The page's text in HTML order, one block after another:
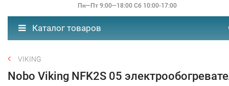
Пн—Пт 9:00—18:00 Сб 10:00-17:00
Каталог товаров
VIKING
Nobo Viking NFK2S 05